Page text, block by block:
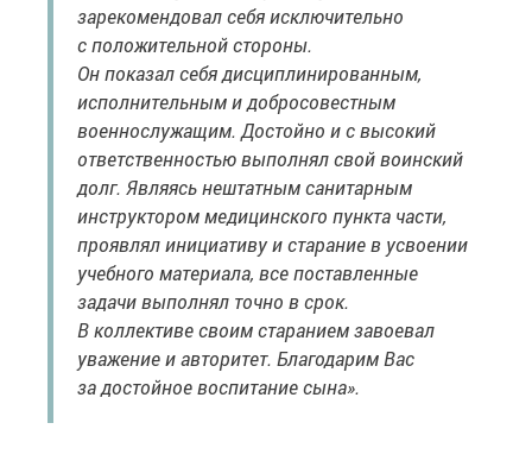
зарекомендовал себя исключительно
с положительной стороны.
Он показал себя дисциплинированным,
исполнительным и добросовестным
военнослужащим. Достойно и с высокий
ответственностью выполнял свой воинский
долг. Являясь нештатным санитарным
инструктором медицинского пункта части,
проявлял инициативу и старание в усвоении
учебного материала, все поставленные
задачи выполнял точно в срок.
В коллективе своим старанием завоевал
уважение и авторитет. Благодарим Вас
за достойное воспитание сына».